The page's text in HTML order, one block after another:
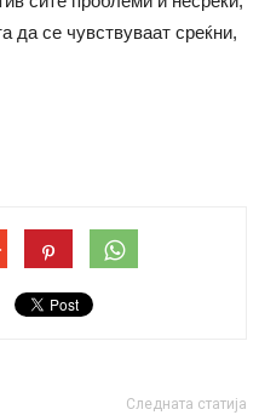
да се чувствуваат среќни,
Следната статија